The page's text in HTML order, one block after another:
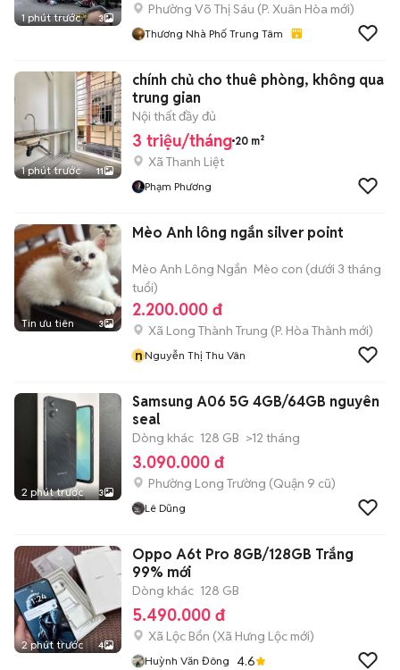
1 phút trước 3
Phường Võ Thị Sáu (P. Xuân Hòa mới)
Thương Nhà Phố Trung Tâm
1 phút trước 11
chính chủ cho thuê phòng, không qua
trung gian
Nội thất đầy đủ
3 triệu/tháng 20 m²
Xã Thanh Liệt
Phạm Phương
Tin ưu tiên 3
Mèo Anh lông ngắn silver point
Mèo Anh Lông Ngắn Mèo con (dưới 3 tháng
tuổi)
2.200.000 đ
Xã Long Thành Trung (P. Hòa Thành mới)
nNguyễn Thị Thu Vân
2 phút trước 3
Samsung A06 5G 4GB/64GB nguyên
seal
Dòng khác 128 GB >12 tháng
3.090.000 đ
Phường Long Trường (Quận 9 cũ)
Lê Dũng
2 phút trước 4
Oppo A6t Pro 8GB/128GB Trắng
99% mới
Dòng khác 128 GB
5.490.000 đ
Xã Lộc Bổn (Xã Hưng Lộc mới)
Huỳnh Văn Đông 4.6